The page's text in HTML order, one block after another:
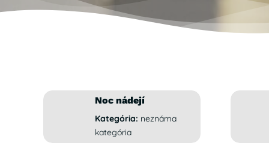
Noc nádejí
Kategória: neznáma
kategória